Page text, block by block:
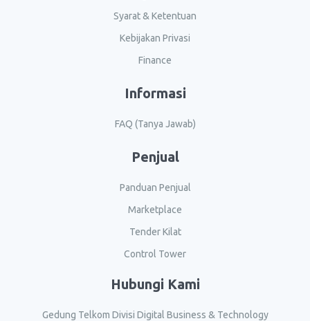
Syarat & Ketentuan
Kebijakan Privasi
Finance
Informasi
FAQ (Tanya Jawab)
Penjual
Panduan Penjual
Marketplace
Tender Kilat
Control Tower
Hubungi Kami
Gedung Telkom Divisi Digital Business & Technology